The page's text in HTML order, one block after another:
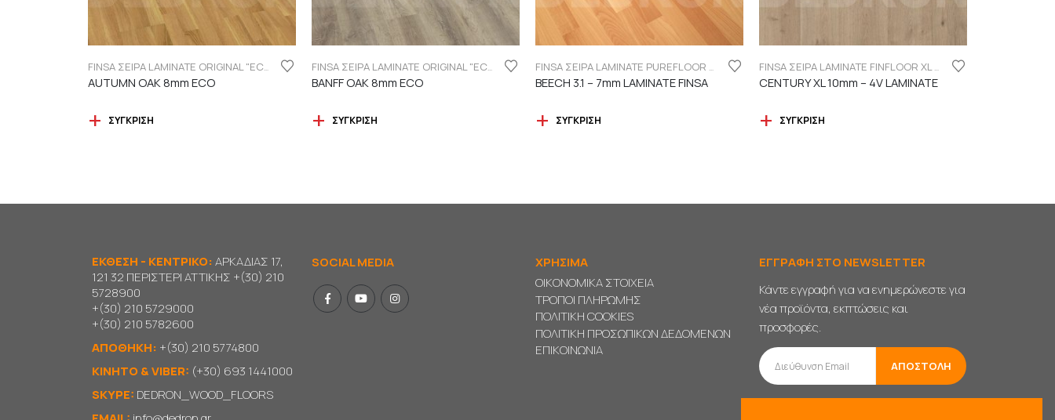
FINSA ΣΕΙΡΑ LAMINATE ORIGINAL "ECO LABEL"
AUTUMN OAK 8mm ECO
ΣΎΓΚΡΙΣΗ
FINSA ΣΕΙΡΑ LAMINATE ORIGINAL "ECO LABEL"
BANFF OAK 8mm ECO
ΣΎΓΚΡΙΣΗ
FINSA ΣΕΙΡΑ LAMINATE PUREFLOOR 7MM
BEECH 3.1 – 7mm LAMINATE FINSA
ΣΎΓΚΡΙΣΗ
FINSA ΣΕΙΡΑ LAMINATE FINFLOOR XL ECO - 4V | DURABLE
CENTURY XL 10mm – 4V LAMINATE
ΣΎΓΚΡΙΣΗ
ΕΚΘΕΣΗ - ΚΕΝΤΡΙΚΟ:ΑΡΚΑΔΙΑΣ 17,
121 32 ΠΕΡΙΣΤΕΡΙ ΑΤΤΙΚΗΣ +(30) 210
5728900
+(30) 210 5729000
+(30) 210 5782600
ΑΠΟΘΗΚΗ: +(30) 210 5774800
KΙΝΗΤΟ & VIBER: (+30) 693 1441000
SKYPE: DEDRON_WOOD_FLOORS
SOCIAL MEDIA
ΧΡΗΣΙΜΑ
ΟΙΚΟΝΟΜΙΚΑ ΣΤΟΙΧΕΙΑ
ΤΡΟΠΟΙ ΠΛΗΡΩΜΗΣ
ΠΟΛΙΤΙΚΗ COOKIES
ΠΟΛΙΤΙΚΗ ΠΡΟΣΩΠΙΚΩΝ ΔΕΔΟΜΕΝΩΝ
ΕΠΙΚΟΙΝΩΝΙΑ
ΕΓΓΡΑΦΗ ΣΤΟ NEWSLETTER
Κάντε εγγραφή για να ενημερώνεστε για
νέα προϊόντα, εκπτώσεις και
προσφορές.